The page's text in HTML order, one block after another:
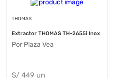
THOMAS
Extractor THOMAS TH-2655i Inox
Por Plaza Vea
S/449 un